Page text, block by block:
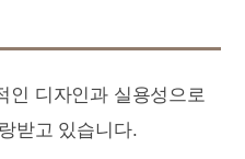
인 디자인과 실용성으로
받고 있습니다.